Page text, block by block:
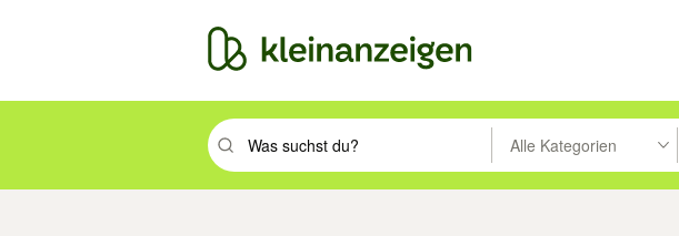
Suchbegriff eingeben. Eingabetaste drücken um zu suchen, oder
Alle Kategorien